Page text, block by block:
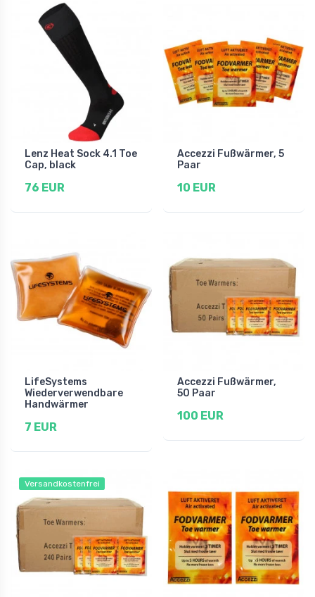
Lenz Heat Sock 4.1 Toe
Cap, black
76 EUR
Accezzi Fußwärmer, 5
Paar
10 EUR
LifeSystems
Wiederverwendbare
Handwärmer
7 EUR
Accezzi Fußwärmer,
50 Paar
100 EUR
Versandkostenfrei